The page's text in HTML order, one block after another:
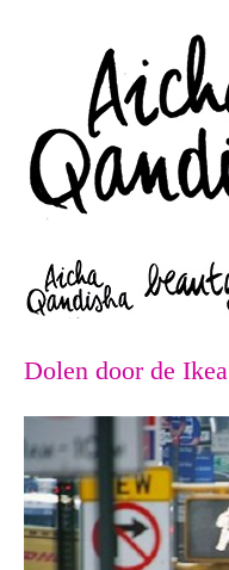
Dolen door de Ikea